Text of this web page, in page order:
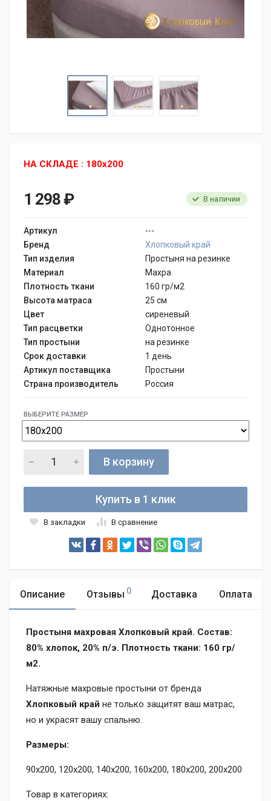
НА СКЛАДЕ : 180x200
1 298 ₽ В наличии
Артикул
---
Бренд
Хлопковый край
Тип изделия
Простыня на резинке
Материал
Махра
Плотность ткани
160 гр/м2
Высота матраса
25 см
Цвет
сиреневый
Тип расцветки
Однотонное
Тип простыни
на резинке
Срок доставки
1 день
Артикул поставщика
Простыни
Страна производитель
Россия
ВЫБЕРИТЕ РАЗМЕР
В корзину
Купить в 1 клик
В закладки В сравнение
Описание Отзывы 0 Доставка Оплата
Простыня махровая Хлопковый край. Состав:
80% хлопок, 20% п/э. Плотность ткани: 160 гр/
м2.
Натяжные махровые простыни от бренда
Хлопковый край не только защитят ваш матрас,
но и украсят вашу спальню.
Размеры:
90х200, 120х200, 140х200, 160х200, 180х200, 200х200
Товар в категориях: